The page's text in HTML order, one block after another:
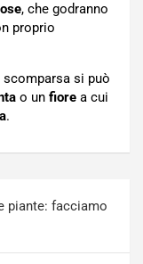
, che godranno
proprio
scomparsa si può
o un fiore a cui
.
piante: facciamo